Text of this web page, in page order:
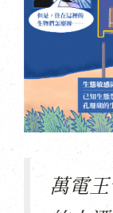
萬電